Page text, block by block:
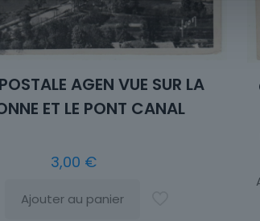
AGEN VUE SUR LA
ET LE PONT CANAL
3,00 €
Ajouter au panier